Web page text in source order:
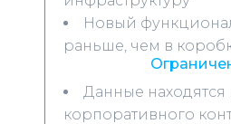
Новый
раньше, чем в
Данные находятся
корпоративного